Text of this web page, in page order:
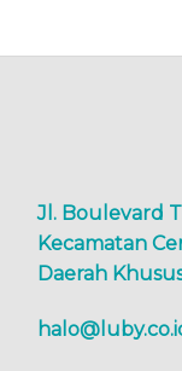
Jl. Boulevard
Kecamatan
Daerah